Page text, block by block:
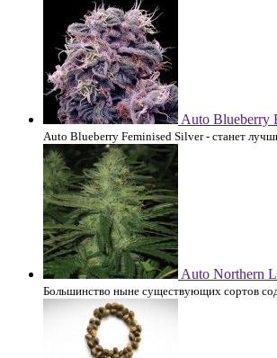
Auto Blueberry
Auto Blueberry Feminised Silver - станет
Auto Northern
Большинство ныне существующих сортов